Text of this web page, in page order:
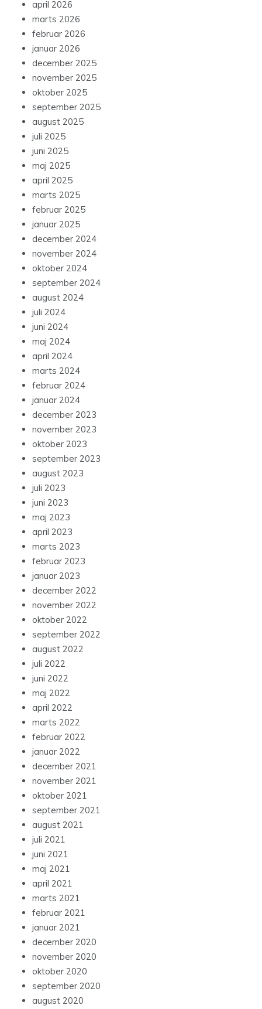
april 2026
marts 2026
februar 2026
januar 2026
december 2025
november 2025
oktober 2025
september 2025
august 2025
juli 2025
juni 2025
maj 2025
april 2025
marts 2025
februar 2025
januar 2025
december 2024
november 2024
oktober 2024
september 2024
august 2024
juli 2024
juni 2024
maj 2024
april 2024
marts 2024
februar 2024
januar 2024
december 2023
november 2023
oktober 2023
september 2023
august 2023
juli 2023
juni 2023
maj 2023
april 2023
marts 2023
februar 2023
januar 2023
december 2022
november 2022
oktober 2022
september 2022
august 2022
juli 2022
juni 2022
maj 2022
april 2022
marts 2022
februar 2022
januar 2022
december 2021
november 2021
oktober 2021
september 2021
august 2021
juli 2021
juni 2021
maj 2021
april 2021
marts 2021
februar 2021
januar 2021
december 2020
november 2020
oktober 2020
september 2020
august 2020